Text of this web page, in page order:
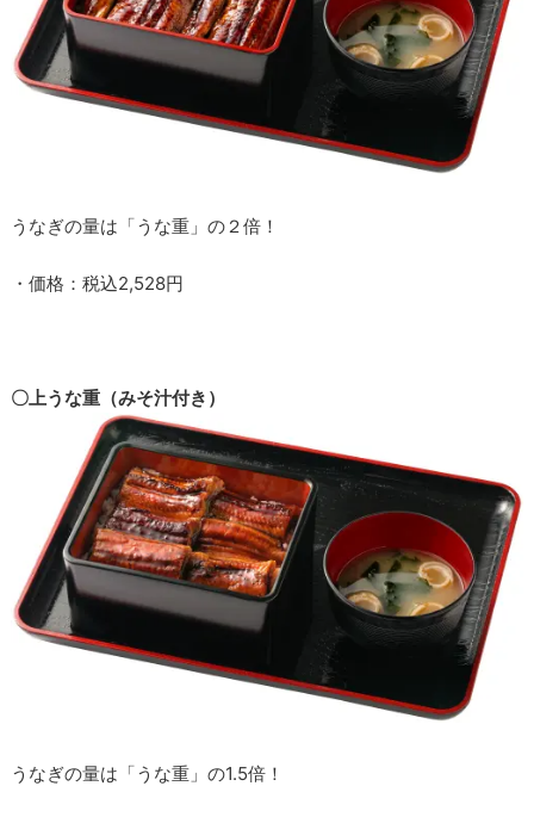
うなぎの量は「うな重」の２倍！
・価格：税込2,528円
〇上うな重（みそ汁付き）
うなぎの量は「うな重」の1.5倍！